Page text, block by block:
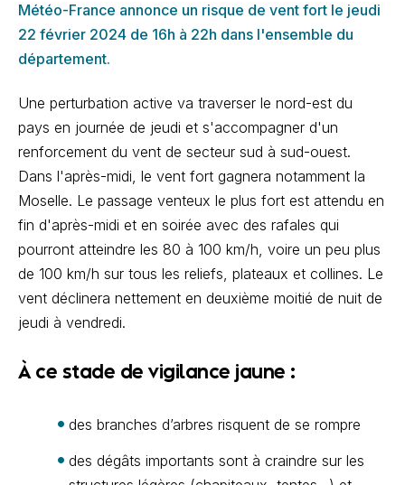
Météo-France annonce un risque de vent fort le jeudi
22 février 2024 de 16h à 22h dans l'ensemble du
département.
Une perturbation active va traverser le nord-est du
pays en journée de jeudi et s'accompagner d'un
renforcement du vent de secteur sud à sud-ouest.
Dans l'après-midi, le vent fort gagnera notamment la
Moselle. Le passage venteux le plus fort est attendu en
fin d'après-midi et en soirée avec des rafales qui
pourront atteindre les 80 à 100 km/h, voire un peu plus
de 100 km/h sur tous les reliefs, plateaux et collines. Le
vent déclinera nettement en deuxième moitié de nuit de
jeudi à vendredi.
À ce stade de vigilance jaune :
des branches d’arbres risquent de se rompre
des dégâts importants sont à craindre sur les